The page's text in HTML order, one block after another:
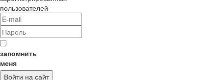
пользователей
запомнить
меня